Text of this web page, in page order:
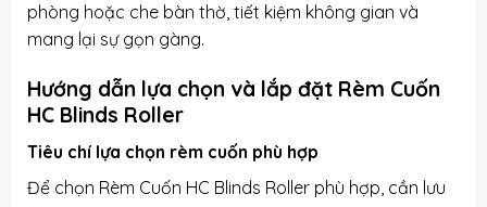
phòng hoặc che bàn thờ, tiết kiệm không gian và
mang lại sự gọn gàng.
Hướng dẫn lựa chọn và lắp đặt Rèm Cuốn
HC Blinds Roller
Tiêu chí lựa chọn rèm cuốn phù hợp
Để chọn Rèm Cuốn HC Blinds Roller phù hợp, cần lưu